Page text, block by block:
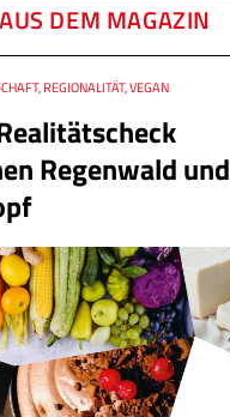
AUS DEM MAGAZIN
Regenwald und
REGIONALITÄT, VEGAN